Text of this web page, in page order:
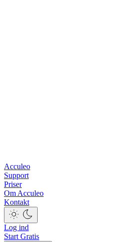
Acculeo
Support
Priser
Om Acculeo
Kontakt
Log ind
Start Gratis